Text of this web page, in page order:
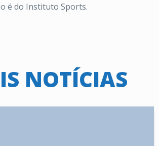
é do Instituto Sports.
NOTÍCIAS